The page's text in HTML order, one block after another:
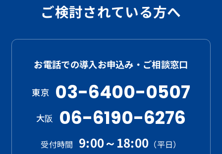
ご検討されている方へ
お電話での導入お申込み・ご相談窓口
東京 03-6400-0507
大阪 06-6190-6276
受付時間 9:00～18:00 （平日）